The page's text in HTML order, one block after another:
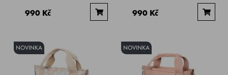
990 Kč 990 Kč
NOVINKA NOVINKA